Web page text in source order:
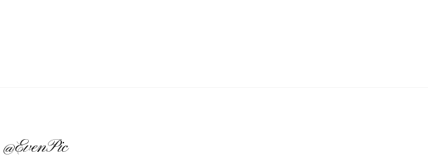
@EvenPic